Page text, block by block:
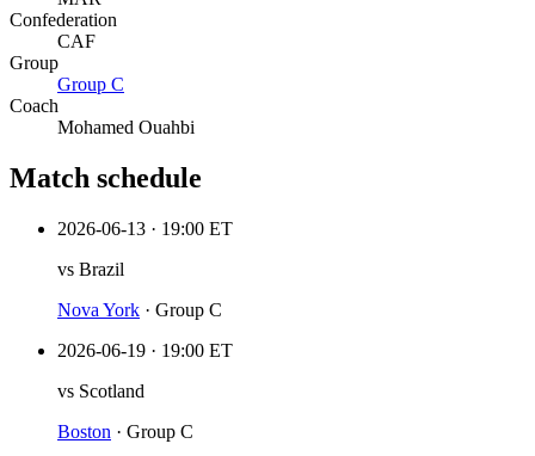
Confederation
CAF
Group
Group C
Coach
Mohamed Ouahbi
Match schedule
2026-06-13 · 19:00 ET
vs Brazil
Nova York · Group C
2026-06-19 · 19:00 ET
vs Scotland
Boston · Group C